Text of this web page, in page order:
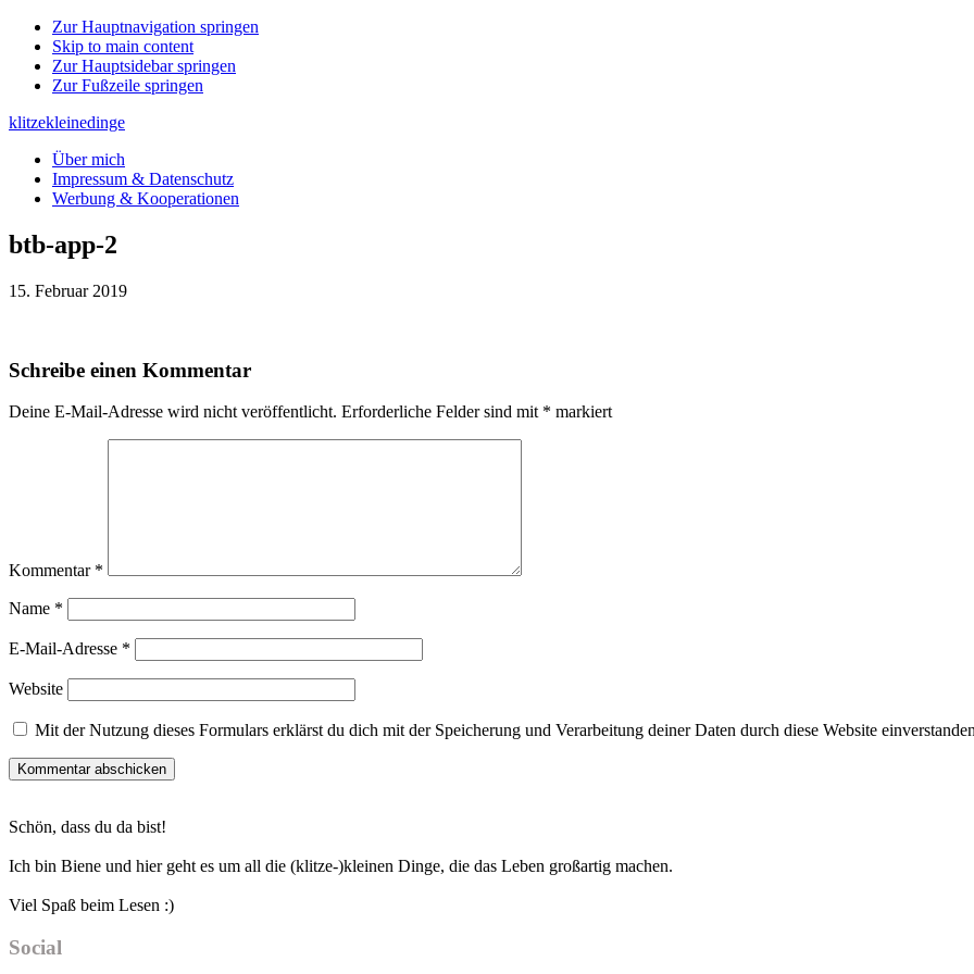
Zur Hauptnavigation springen
Skip to main content
Zur Hauptsidebar springen
Zur Fußzeile springen
klitzekleinedinge
Über mich
Impressum & Datenschutz
Werbung & Kooperationen
btb-app-2
15. Februar 2019
Leser-
Schreibe einen Kommentar
Deine E-Mail-Adresse wird nicht veröffentlicht. Erforderliche Felder sind mit * markiert
Kommentar *
Name *
E-Mail-Adresse *
Website
Mit der Nutzung dieses Formulars erklärst du dich mit der Speicherung und Verarbeitung deiner Daten durch diese Website
Sidebar
Schön, dass du da bist!
Ich bin Biene und hier geht es um all die (klitze-)kleinen Dinge, die das Leben großartig machen.
Viel Spaß beim Lesen :)
Social